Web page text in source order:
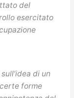
del
esercitato
di un
forme